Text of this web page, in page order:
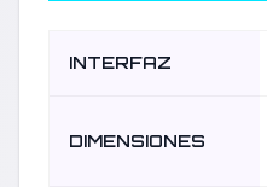
INTERFAZ
DIMENSIONES